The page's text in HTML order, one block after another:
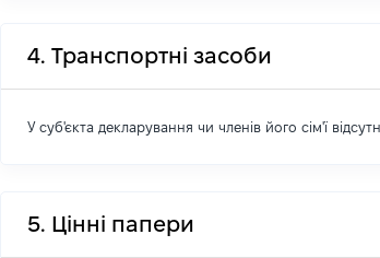
4. Транспортні засоби
У суб'єкта декларування чи членів його сім'ї
5. Цінні папери